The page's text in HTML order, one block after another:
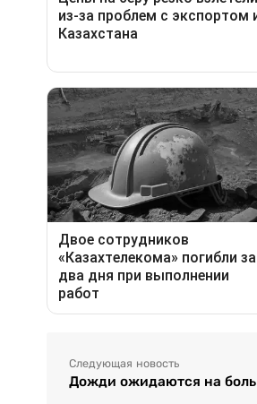
Следующая новость
Дожди ожидаются на